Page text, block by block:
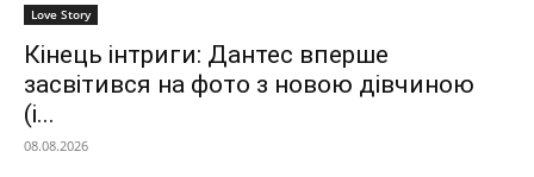
Love Story
Кінець інтриги: Дантес вперше
засвітився на фото з новою дівчиною
(і...
08.08.2026